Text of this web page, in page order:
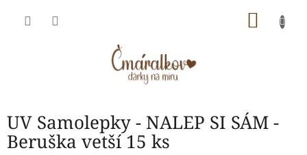
UV Samolepky - NALEP SI SÁM -
Beruška vetší 15 ks